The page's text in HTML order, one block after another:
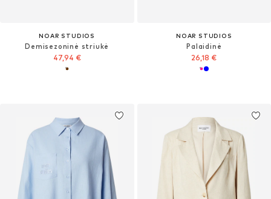
NOAR STUDIOS
Demisezoninė striukė
47,94 €
NOAR STUDIOS
Palaidinė
26,18 €